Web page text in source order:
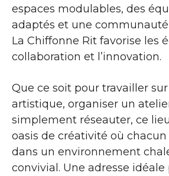
espaces modulables, des
adaptés et une
La Chiffonne Rit favorise les
collaboration et l’innovation.
Que ce soit pour travailler
artistique, organiser un
simplement réseauter, ce
oasis de créativité où chacun
dans un environnement
convivial. Une adresse